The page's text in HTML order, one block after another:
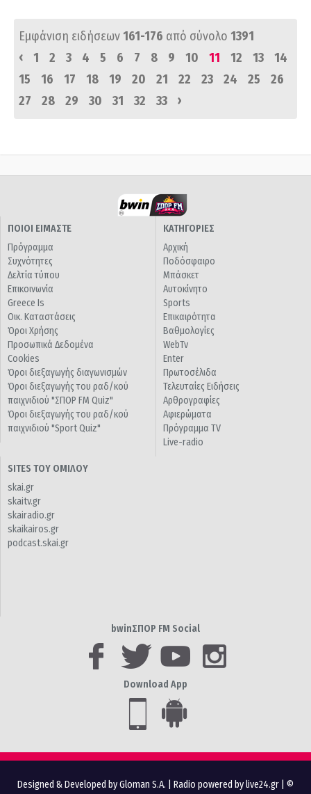
Εμφάνιση ειδήσεων161-176 από σύνολο 1391
‹
1 2 3 4 5 6 7 8 9 10 11 12 13
14
15
16 17 18 19 20 21 22 23 24 25
26
27
28 29 30 31 32 33 ›
ΠΟΙΟΙ ΕΙΜΑΣΤΕ
Πρόγραμμα
Συχνότητες
Δελτία τύπου
Επικοινωνία
Greece Is
Οικ. Καταστάσεις
Όροι Χρήσης
Προσωπικά Δεδομένα
Cookies
Όροι διεξαγωγής διαγωνισμών
Όροι διεξαγωγής του ραδ/κού
παιχνιδιού "ΣΠΟΡ FM Quiz"
Όροι διεξαγωγής του ραδ/κού
παιχνιδιού "Sport Quiz"
ΚΑΤΗΓΟΡΙΕΣ
Αρχική
Ποδόσφαιρο
Μπάσκετ
Αυτοκίνητο
Sports
Επικαιρότητα
Βαθμολογίες
WebTv
Enter
Πρωτοσέλιδα
Τελευταίες Ειδήσεις
Αρθρογραφίες
Αφιερώματα
Πρόγραμμα TV
Live-radio
SITES ΤΟΥ ΟΜΙΛΟΥ
skai.gr
skaitv.gr
skairadio.gr
skaikairos.gr
podcast.skai.gr
bwinΣΠΟΡ FM Social
Download App
Designed & Developed by Gloman S.A. Radio powered by live24.gr | ©